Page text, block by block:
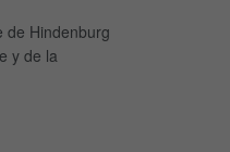
de Hindenburg
y de la